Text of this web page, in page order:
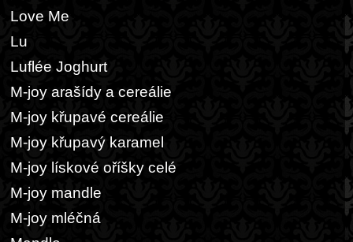
Love Me
Lu
Luflée Joghurt
M-joy arašídy a cereálie
M-joy křupavé cereálie
M-joy křupavý karamel
M-joy lískové oříšky celé
M-joy mandle
M-joy mléčná